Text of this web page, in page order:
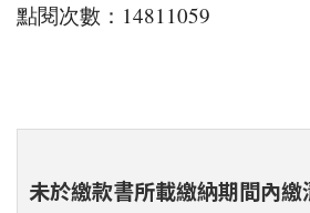
點閱次數：14811059
未於繳款書所載繳納期間內